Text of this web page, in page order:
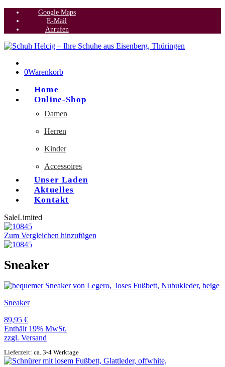
Google Maps
E-Mail
Anrufen
0Warenkorb
Home
Online-Shop
Damen
Herren
Kinder
Accessoires
Unser Laden
Aktuelles
Kontakt
SaleLimited
Zum Vergleichen hinzufügen
Sneaker
Sneaker
89,95 €
Enthält 19% MwSt.
zzgl. Versand
Lieferzeit: ca. 3-4 Werktage